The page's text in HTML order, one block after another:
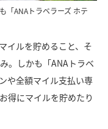
「ANAトラベラーズ ホテ
イルを貯めること、そ
。しかも「ANAトラベ
や全額マイル支払い専
得にマイルを貯めたり